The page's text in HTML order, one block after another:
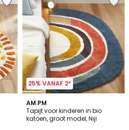
25% VANAF 2*
AM.PM
Tapijt voor kinderen in bio
katoen, groot model, Niji
3.9
/ 5